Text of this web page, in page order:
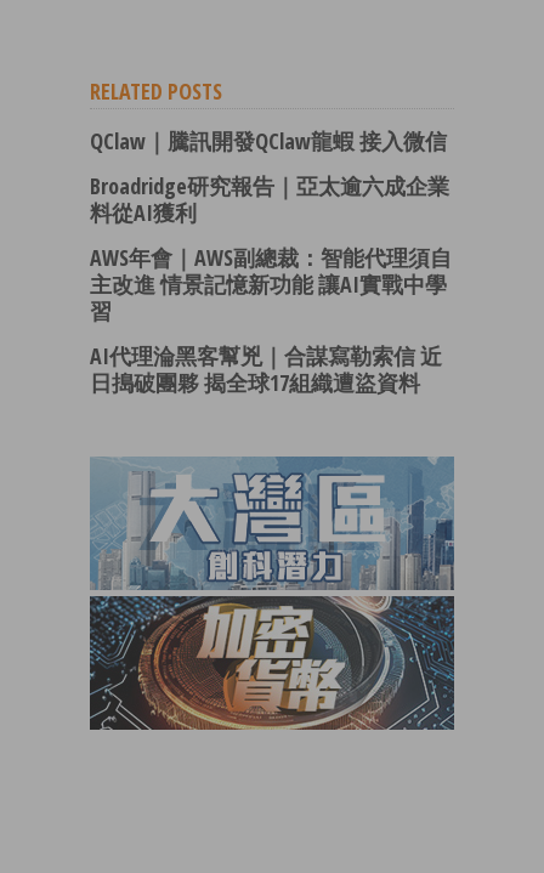
RELATED POSTS
QClaw｜騰訊開發QClaw龍蝦 接入微信
Broadridge研究報告｜亞太逾六成企業
料從AI獲利
AWS年會｜AWS副總裁：智能代理須自
主改進 情景記憶新功能 讓AI實戰中學
習
AI代理淪黑客幫兇｜合謀寫勒索信 近
日搗破團夥 揭全球17組織遭盜資料